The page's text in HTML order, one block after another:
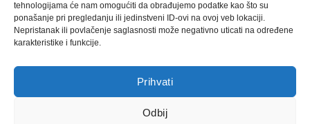
tehnologijama će nam omogućiti da obrađujemo podatke kao što su
ponašanje pri pregledanju ili jedinstveni ID-ovi na ovoj veb lokaciji.
Nepristanak ili povlačenje saglasnosti može negativno uticati na određene
karakteristike i funkcije.
Prihvati
Odbij
Novosti
Sistem mjerenja vibracija – papir mašina 4
Certificirani partner za održavanje